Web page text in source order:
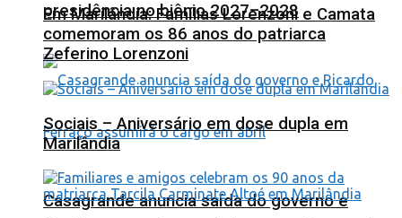
presidência no biênio 2027–2028
Casagrande anuncia saída do governo e
Em Marilândia: Famílias Lorenzoni e Camata
comemoram os 86 anos do patriarca
Zeferino Lorenzoni
Sociais – Aniversário em dose dupla em
Marilândia